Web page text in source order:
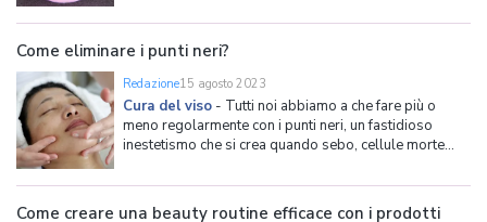
routine quotidiana è infatti per molte il primo passo
per iniziare bene la giornata e dedicare u
Come eliminare i punti neri?
Redazione15 agosto 2023
Cura del viso - Tutti noi abbiamo a che fare più o
meno regolarmente con i punti neri, un fastidioso
inestetismo che si crea quando sebo, cellule morte
ad ostruirli. Una volta a contatto con l'aria, queste
sostanze si ossidano, assumendo il tipico colore
Come creare una beauty routine efficace con i prodotti